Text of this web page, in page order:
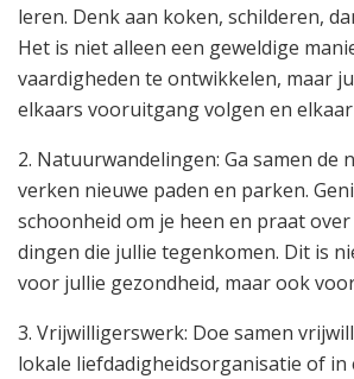
leren. Denk aan koken, schilderen,
Het is niet alleen een geweldige
vaardigheden te ontwikkelen, maar
elkaars vooruitgang volgen en
2. Natuurwandelingen: Ga samen de
verken nieuwe paden en parken.
schoonheid om je heen en praat
dingen die jullie tegenkomen. Dit is
voor jullie gezondheid, maar ook
3. Vrijwilligerswerk: Doe samen
lokale liefdadigheidsorganisatie of in